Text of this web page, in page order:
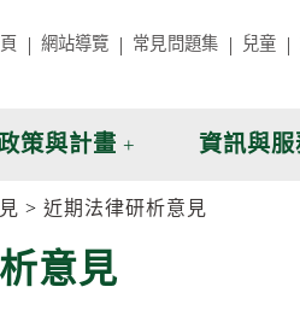
網站導覽 常見問題集 兒童
策與計畫 資訊與服
近期法律研析意見
意見